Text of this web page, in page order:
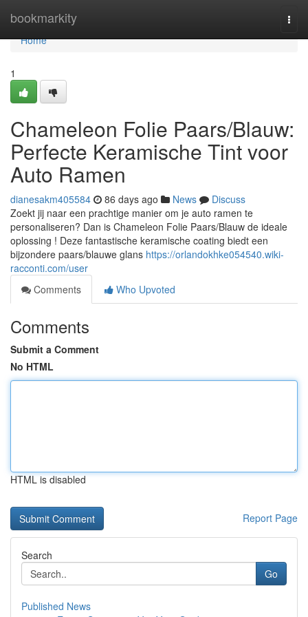
bookmarkity
Home
Home
1
Chameleon Folie Paars/Blauw:
Perfecte Keramische Tint voor
Auto Ramen
dianesakm405584 86 days ago News
Discuss
Zoekt jij naar een prachtige manier om je auto ramen te
personaliseren? Dan is Chameleon Folie Paars/Blauw de ideale
oplossing ! Deze fantastische keramische coating biedt een
bijzondere paars/blauwe glans https://orlandokhke054540.wiki-
racconti.com/user
Comments
Who Upvoted
Comments
Submit a Comment
No HTML
HTML is disabled
Report Page
Search
Go
Published News